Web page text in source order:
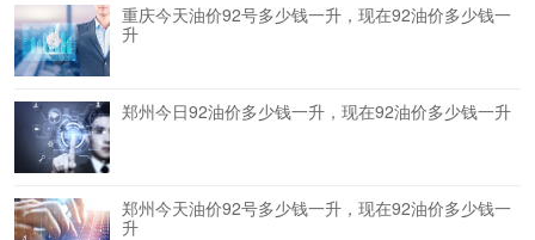
重庆今天油价92号多少钱一升，现在92油价多少钱一
升
郑州今日92油价多少钱一升，现在92油价多少钱一升
郑州今天油价92号多少钱一升，现在92油价多少钱一
升